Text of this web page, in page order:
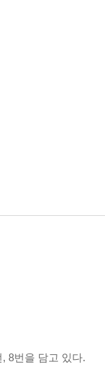
8번을 담고 있다.